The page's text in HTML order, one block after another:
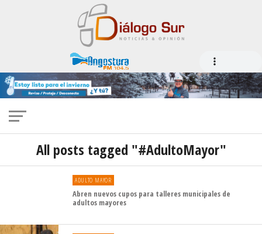
All posts tagged "#AdultoMayor"
ADULTO MAYOR
Abren nuevos cupos para talleres municipales de
adultos mayores